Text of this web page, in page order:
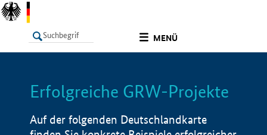
MENÜ
LISTE Info
Erfolgreiche GRW-Projekte
Auf der folgenden Deutschlandkarte